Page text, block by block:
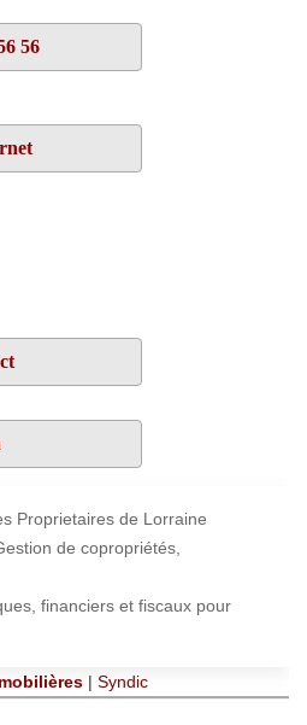
56
Proprietaires de Lorraine
de copropriétés,
financiers et fiscaux pour
| Syndic